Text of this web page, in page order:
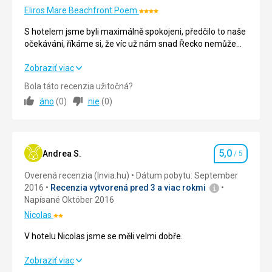
miestečko
pôžitok
miesta.
Nenáročné
Pláže
Prírodné
Eliros Mare Beachfront PoemHodnotenie:
4/5
S hotelem jsme byli maximálně spokojeni, předčilo to naše
očekávání, říkáme si, že víc už nám snad Řecko nemůže
Malý resort zaměřený na spokojenost klientů
Určitě máme v plánu hotel navštívit znovu!
S hotelem jsme byli maximálně spokojeni, předčilo to naše
nabídnout :)
Malý resort zaměřený na spokojenost klientů
Strava 5,0/ 5
Ubytovanie 5,0/ 5
Okolie
Zobraziť viac
Bola táto recenzia užitočná?
áno (0) nie (0)
Andrea S. Hodnotenie
5,0 / 5
Overená recenzia (Invia.hu)
Dátum pobytu: September
2016
Recenzia vytvorená pred 3 a viac rokmi
Napísané Október 2016
NicolasHodnotenie:
2/5
V hotelu Nicolas jsme se měli velmi dobře.
V hotelu Nicolas jsme se měli velmi dobře.
Zobraziť viac